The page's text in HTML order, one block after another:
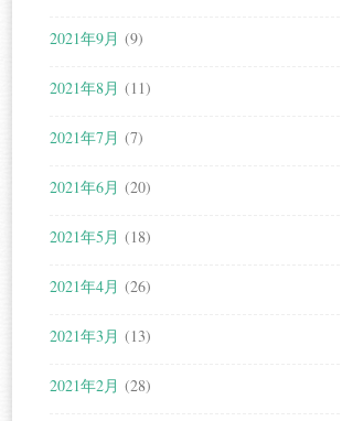
2021年9月 (9)
2021年8月 (11)
2021年7月 (7)
2021年6月 (20)
2021年5月 (18)
2021年4月 (26)
2021年3月 (13)
2021年2月 (28)